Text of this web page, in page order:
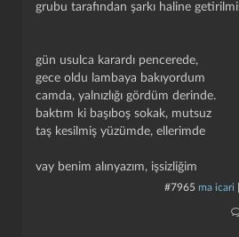
grubu tarafından şarkı haline
gün usulca karardı pencerede,
gece oldu lambaya bakıyordum
camda, yalnızlığı gördüm derinde.
baktım ki başıboş sokak, mutsuz
taş kesilmiş yüzümde, ellerimde
vay benim alınyazım, işsizliğim
#7965 ma icari